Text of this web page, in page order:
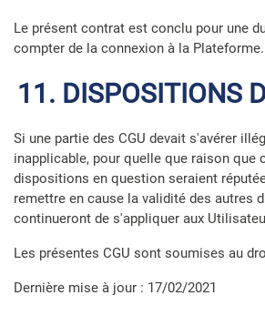
Le présent contrat est conclu pour une
compter de la connexion à la Plateforme.
11. DISPOSITIONS
Si une partie des CGU devait s'avérer
inapplicable, pour quelle que raison que
dispositions en question seraient
remettre en cause la validité des autres
continueront de s'appliquer aux
Les présentes CGU sont soumises au
Dernière mise à jour : 17/02/2021